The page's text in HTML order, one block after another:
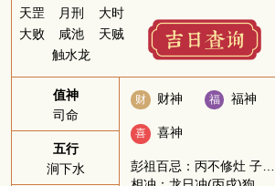
天罡
月刑
大时
大败
咸池
天贼
触水龙
值神
司命
五行
涧下水
财 财神 福 福神
喜 喜神